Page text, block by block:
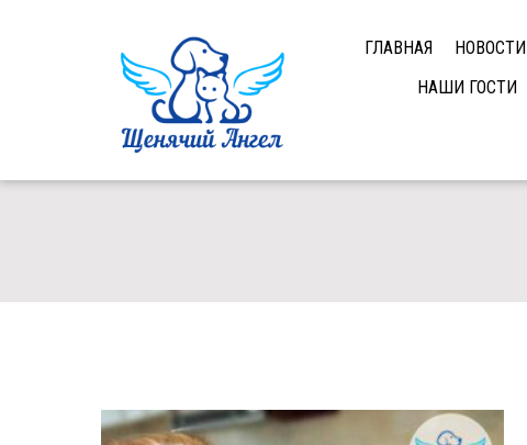
ГЛАВНАЯ НОВОСТИ
НАШИ ГОСТИ